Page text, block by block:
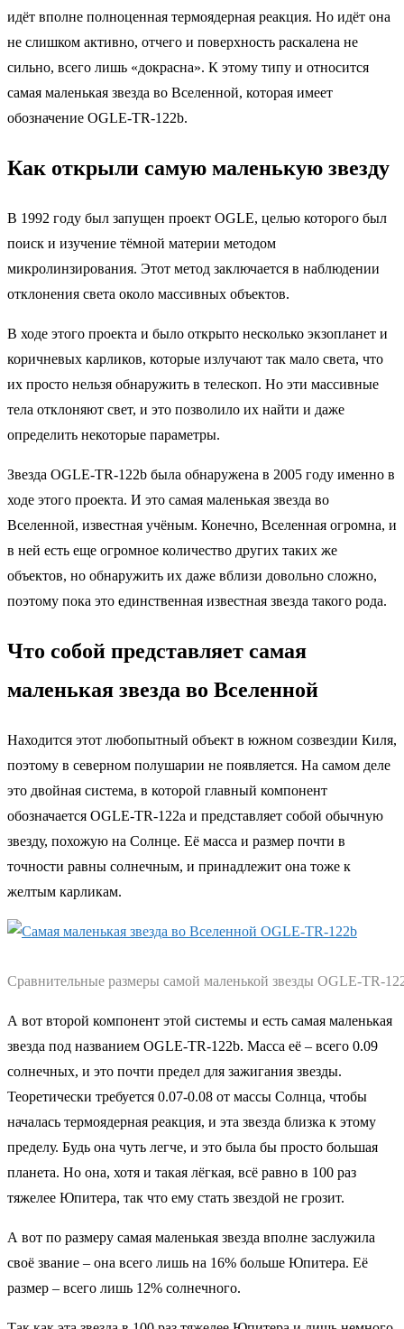
идёт вполне полноценная термоядерная реакция. Но идёт она
не слишком активно, отчего и поверхность раскалена не
сильно, всего лишь «докрасна». К этому типу и относится
самая маленькая звезда во Вселенной, которая имеет
обозначение OGLE-TR-122b.
Как открыли самую маленькую звезду
В 1992 году был запущен проект OGLE, целью которого был
поиск и изучение тёмной материи методом
микролинзирования. Этот метод заключается в наблюдении
отклонения света около массивных объектов.
В ходе этого проекта и было открыто несколько экзопланет и
коричневых карликов, которые излучают так мало света, что
их просто нельзя обнаружить в телескоп. Но эти массивные
тела отклоняют свет, и это позволило их найти и даже
определить некоторые параметры.
Звезда OGLE-TR-122b была обнаружена в 2005 году именно в
ходе этого проекта. И это самая маленькая звезда во
Вселенной, известная учёным. Конечно, Вселенная огромна, и
в ней есть еще огромное количество других таких же
объектов, но обнаружить их даже вблизи довольно сложно,
поэтому пока это единственная известная звезда такого рода.
Что собой представляет самая
маленькая звезда во Вселенной
Находится этот любопытный объект в южном созвездии Киля,
поэтому в северном полушарии не появляется. На самом деле
это двойная система, в которой главный компонент
обозначается OGLE-TR-122a и представляет собой обычную
звезду, похожую на Солнце. Её масса и размер почти в
точности равны солнечным, и принадлежит она тоже к
желтым карликам.
Сравнительные размеры самой маленькой звезды OGLE-TR-
А вот второй компонент этой системы и есть самая маленькая
звезда под названием OGLE-TR-122b. Масса её – всего 0.09
солнечных, и это почти предел для зажигания звезды.
Теоретически требуется 0.07-0.08 от массы Солнца, чтобы
началась термоядерная реакция, и эта звезда близка к этому
пределу. Будь она чуть легче, и это была бы просто большая
планета. Но она, хотя и такая лёгкая, всё равно в 100 раз
тяжелее Юпитера, так что ему стать звездой не грозит.
А вот по размеру самая маленькая звезда вполне заслужила
своё звание – она всего лишь на 16% больше Юпитера. Её
размер – всего лишь 12% солнечного.